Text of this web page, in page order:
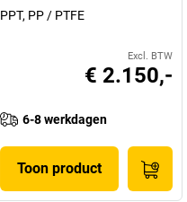
PPT, PP / PTFE
Excl. BTW
€ 2.150,-
6-8 werkdagen
Toon product